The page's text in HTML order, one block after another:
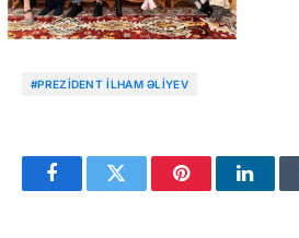
#PREZIDENT İLHAM ƏLIYEV
FacebookTwitter Pinterest